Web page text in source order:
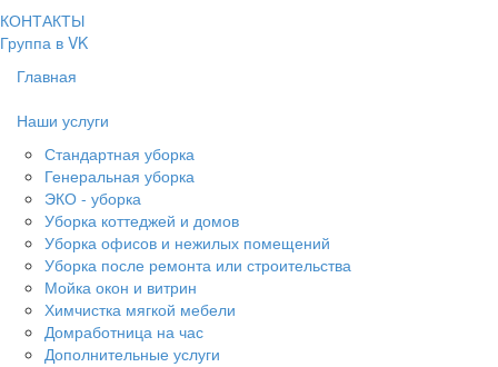
КОНТАКТЫ
Группа в VK
Главная
Наши услуги
Стандартная уборка
Генеральная уборка
ЭКО - уборка
Уборка коттеджей и домов
Уборка офисов и нежилых помещений
Уборка после ремонта или строительства
Мойка окон и витрин
Химчистка мягкой мебели
Домработница на час
Дополнительные услуги